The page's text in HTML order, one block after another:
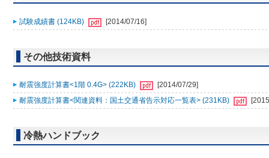
試験成績書 (124KB) [2014/07/16]
その他技術資料
耐震強度計算書<1階 0.4G> (222KB)
[2014/07/29]
耐震強度計算書<関連資料：国土交通省告示対応一覧表> (231KB)
冷熱ハンドブック